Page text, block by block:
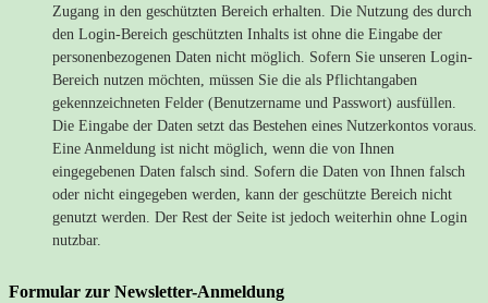
Zugang in den geschützten Bereich erhalten. Die Nutzung des durch
den Login-Bereich geschützten Inhalts ist ohne die Eingabe der
personenbezogenen Daten nicht möglich. Sofern Sie unseren Login-
Bereich nutzen möchten, müssen Sie die als Pflichtangaben
gekennzeichneten Felder (Benutzername und Passwort) ausfüllen.
Die Eingabe der Daten setzt das Bestehen eines Nutzerkontos voraus.
Eine Anmeldung ist nicht möglich, wenn die von Ihnen
eingegebenen Daten falsch sind. Sofern die Daten von Ihnen falsch
oder nicht eingegeben werden, kann der geschützte Bereich nicht
genutzt werden. Der Rest der Seite ist jedoch weiterhin ohne Login
nutzbar.
Formular zur Newsletter-Anmeldung